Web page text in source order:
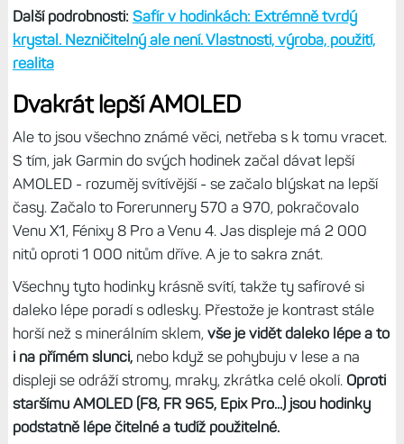
Další podrobnosti: Safír v hodinkách: Extrémně tvrdý
krystal. Nezničitelný ale není. Vlastnosti, výroba, použití,
realita
Dvakrát lepší AMOLED
Ale to jsou všechno známé věci, netřeba s k tomu vracet.
S tím, jak Garmin do svých hodinek začal dávat lepší
AMOLED - rozuměj svítívější - se začalo blýskat na lepší
časy. Začalo to Forerunnery 570 a 970, pokračovalo
Venu X1, Fénixy 8 Pro a Venu 4. Jas displeje má 2 000
nitů oproti 1 000 nitům dříve. A je to sakra znát.
Všechny tyto hodinky krásně svítí, takže ty safírové si
daleko lépe poradí s odlesky. Přestože je kontrast stále
horší než s minerálním sklem, vše je vidět daleko lépe a to
i na přímém slunci,nebo když se pohybuju v lese a na
displeji se odráží stromy, mraky, zkrátka celé okolí. Oproti
staršímu AMOLED (F8, FR 965, Epix Pro...) jsou hodinky
podstatně lépe čitelné a tudíž použitelné.